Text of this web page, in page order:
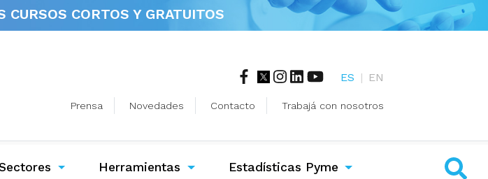
CURSOS CORTOS Y GRATUITOS
ES | EN
Prensa Novedades Contacto Trabajá con nosotros
Herramientas Estadísticas Pyme